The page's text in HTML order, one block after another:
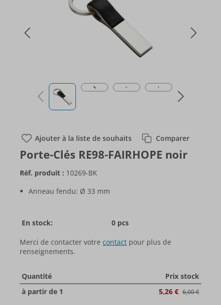
Ajouter à la liste de souhaits Comparer
Porte-Clés RE98-FAIRHOPE noir
Réf. produit : 10269-BK
Anneau fendu: Ø 33 mm
En stock: 0 pcs
Merci de contacter votre contact pour plus de
renseignements.
Quantité
Prix stock
à partir de 1
5,26 € 6,00 €​